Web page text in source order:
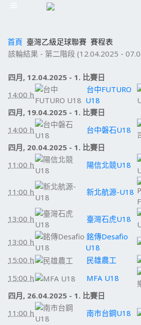
首頁 臺灣乙級足球聯賽 賽程表
該輪結果 - 第二階段 (12.04.2025 -
四月, 12.04.2025 - 1. 比賽日
14:00 h
台中FUTURO
U18
四月, 19.04.2025 - 1. 比賽日
14:00 h
台中磐石U18
四月, 20.04.2025 - 1. 比賽日
11:00 h
陽信北競U18
11:00 h 新北航源-U18
13:00 h 臺灣石虎U18
13:00 h
銘傳Desafio
U18
15:00 h
民雄農工
15:00 h
MFA U18
四月, 26.04.2025 - 1. 比賽日
11:00 h
南市台鋼U18